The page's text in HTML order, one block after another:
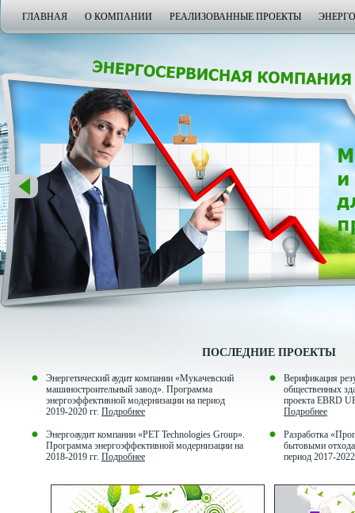
ГЛАВНАЯ О КОМПАНИИ РЕАЛИЗОВАННЫЕ ПРОЕКТЫ
ПОСЛЕДНИЕ ПРОЕКТЫ
Энергетический аудит компании «Мукачевский
машиностроительный завод». Программа
энергоэффективной модернизации на период
2019-2020 гг. Подробнее
Энергоаудит компании «PET Technologies Group».
Программа энергоэффективной модернизации на
2018-2019 гг. Подробнее
Верификация
общественных
проекта EBRD
Подробнее
Разработка
бытовыми
период 2017-